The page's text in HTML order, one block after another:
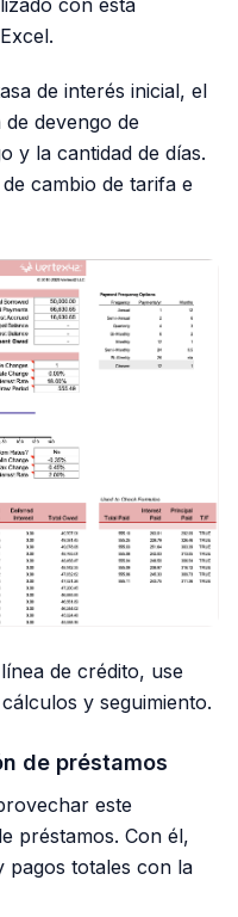
de interés inicial, el
devengo de
y la cantidad de días.
cambio de tarifa e
de crédito, use
y seguimiento.
de préstamos
este
préstamos. Con él,
pagos totales con la